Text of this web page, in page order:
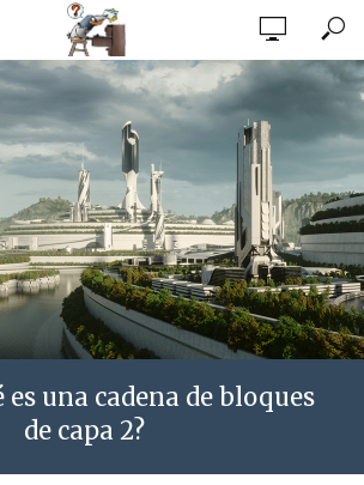
es una cadena de bloques
de capa 2?